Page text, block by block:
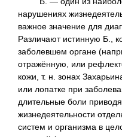
нарушениях
важное значение для
Различают истинную Б.,
заболевшем органе
отражённую, или
кожи, т. н. зонах
или лопатке при
длительные боли
жизнедеятельности
систем и организма в